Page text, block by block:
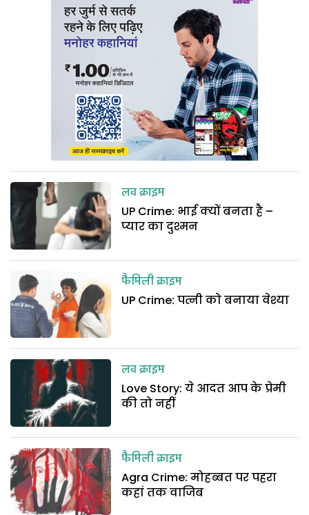
लव क्राइम
UP Crime: भाई क्यों बनता है –
प्यार का दुश्मन
फैमिली क्राइम
UP Crime: पत्नी को बनाया वेश्या
लव क्राइम
Love Story: ये आदत आप के प्रेमी
की तो नहीं
फैमिली क्राइम
Agra Crime: मोहब्बत पर पहरा
कहां तक वाजिब